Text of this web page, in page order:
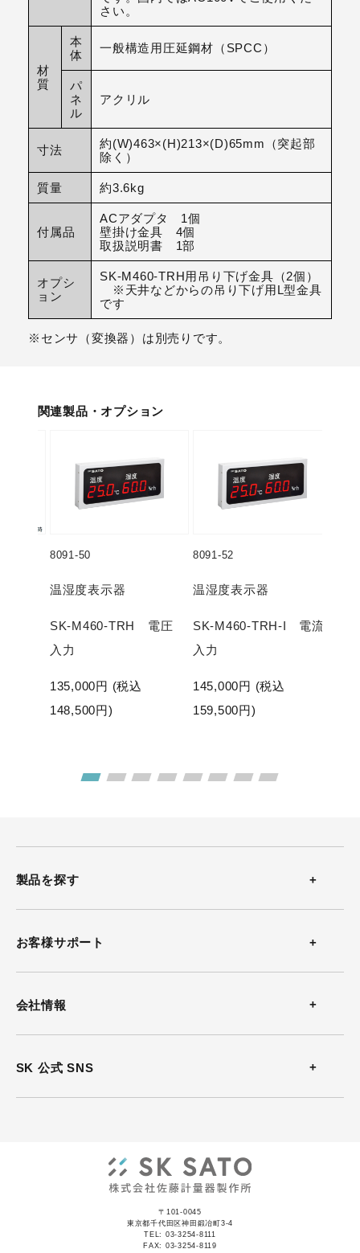
さい。
材
質
本
体
一般構造用圧延鋼材（SPCC）
パ
ネ
ル
アクリル
寸法
約(W)463×(H)213×(D)65mm（突起部
除く）
質量 約3.6kg
付属品
ACアダプタ 1個
壁掛け金具 4個
取扱説明書 1部
オプシ
ョン
SK-M460-TRH用吊り下げ金具（2個）
※天井などからの吊り下げ用L型金具
です
※センサ（変換器）は別売りです。
関連製品・オプション
8091-50
温湿度表示器
SK-M460-TRH 電圧
入力
135,000円 (税込
148,500円)
8091-52
温湿度表示器
SK-M460-TRH-I 電流
入力
145,000円 (税込
159,500円)
〒101-0045
東京都千代田区神田鍛冶町3-4
TEL: 03-3254-8111
FAX: 03-3254-8119
SK 公式 SNS
会社情報
お客様サポート
製品を探す
熱中症計